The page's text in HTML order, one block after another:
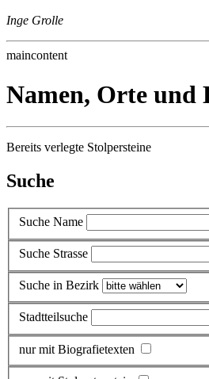
Inge Grolle
maincontent
Namen, Orte und
Bereits verlegte Stolpersteine
Suche
Suche Name
Suche Strasse
Suche in Bezirk
Stadtteilsuche
nur mit Biografietexten